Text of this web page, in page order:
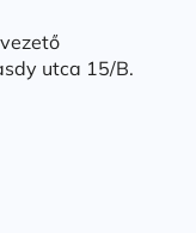
utca 15/B.